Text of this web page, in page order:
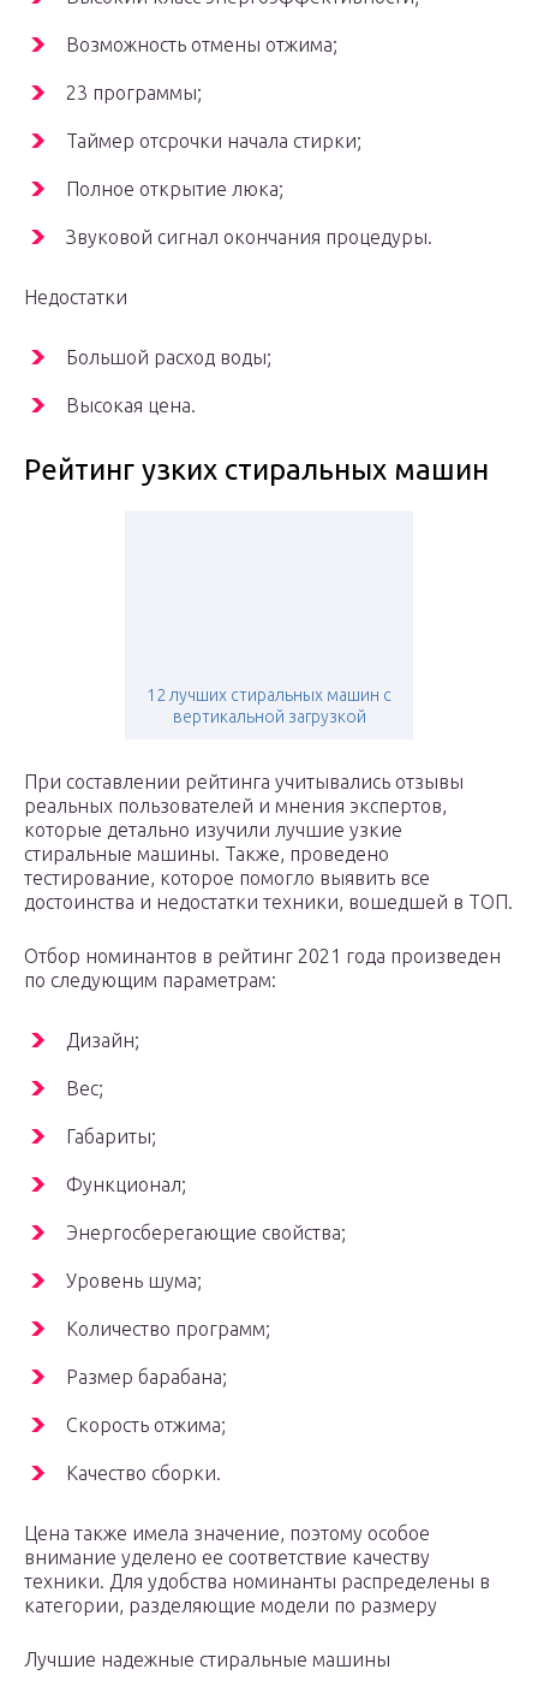
Возможность отмены отжима;
23 программы;
Таймер отсрочки начала стирки;
Полное открытие люка;
Звуковой сигнал окончания процедуры.
Недостатки
Большой расход воды;
Высокая цена.
Рейтинг узких стиральных машин
12 лучших стиральных машин с
вертикальной загрузкой
При составлении рейтинга учитывались отзывы
реальных пользователей и мнения экспертов,
которые детально изучили лучшие узкие
стиральные машины. Также, проведено
тестирование, которое помогло выявить все
достоинства и недостатки техники, вошедшей в ТОП.
Отбор номинантов в рейтинг 2021 года произведен
по следующим параметрам:
Дизайн;
Вес;
Габариты;
Функционал;
Энергосберегающие свойства;
Уровень шума;
Количество программ;
Размер барабана;
Скорость отжима;
Качество сборки.
Цена также имела значение, поэтому особое
внимание уделено ее соответствие качеству
техники. Для удобства номинанты распределены в
категории, разделяющие модели по размеру
Лучшие надежные стиральные машины